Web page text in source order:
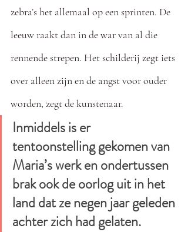
zebra’s het allemaal op een sprinten. De
leeuw raakt dan in de war van al die
rennende strepen. Het schilderij zegt iets
over alleen zijn en de angst voor ouder
worden, zegt de kunstenaar.
Inmiddels is er
tentoonstelling gekomen van
Maria’s werk en ondertussen
brak ook de oorlog uit in het
land dat ze negen jaar geleden
achter zich had gelaten.